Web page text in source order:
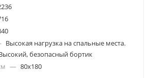
Высокая нагрузка на спальные места.
безопасный бортик
— 80х180